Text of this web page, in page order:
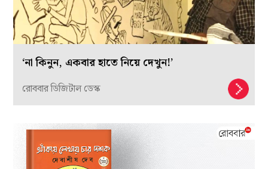
‘না কিনুন, একবার হাতে নিয়ে দেখুন!’
রোববার ডিজিটাল ডেস্ক